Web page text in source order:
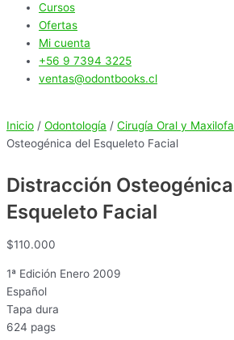
Cursos
Ofertas
Mi cuenta
+56 9 7394 3225
ventas@odontbooks.cl
Inicio / Odontología / Cirugía Oral y
Osteogénica del Esqueleto Facial
Distracción
Esqueleto Facial
$110.000
1ª Edición Enero 2009
Español
Tapa dura
624 pags